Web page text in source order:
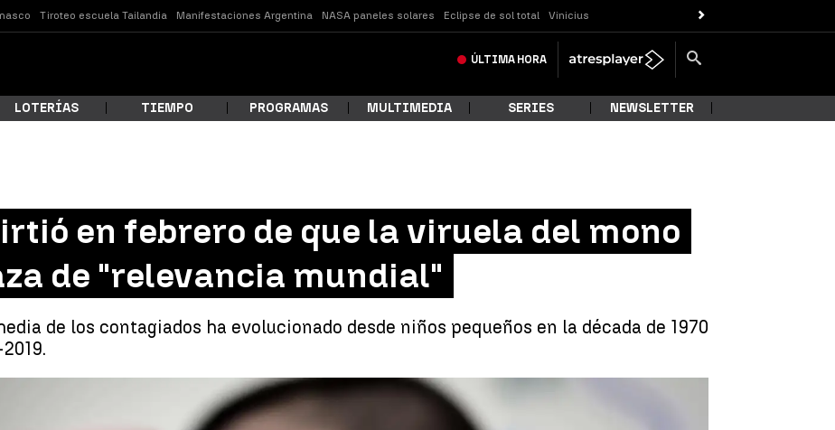
Tiroteo escuela Tailandia Manifestaciones Argentina NASA paneles solares Eclipse de sol total Vinicius
ÚLTIMA HORA
estás buscando?
LOTERÍAS TIEMPO PROGRAMAS MULTIMEDIA SERIES NEWSLETTER
en febrero de que la viruela del mono
de "relevancia mundial"
de los contagiados ha evolucionado desde niños pequeños en la década de 1970